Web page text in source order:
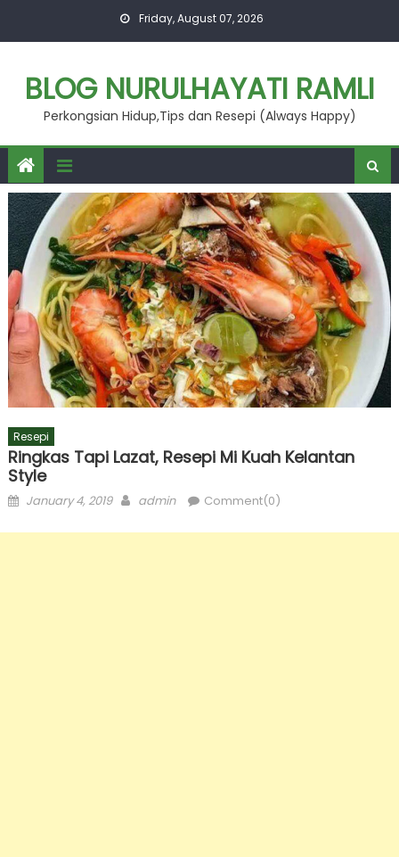
Friday, August 07, 2026
BLOG NURULHAYATI RAMLI
Perkongsian Hidup,Tips dan Resepi (Always Happy)
Resepi
Ringkas Tapi Lazat, Resepi Mi Kuah Kelantan
Style
Posted
January 4, 2019 Author
admin Comment(0)